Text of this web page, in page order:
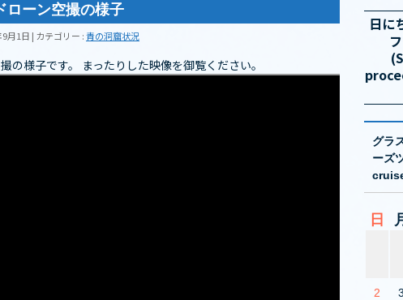
ローン空撮の様子
月1日 カテゴリー :青の洞窟状況
の様子です。 まったりした映像を御覧ください。
日に
グラ
ーズ
日
2 3